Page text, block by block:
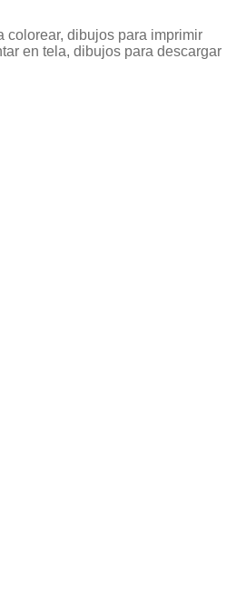
colorear, dibujos para imprimir
en tela, dibujos para descargar